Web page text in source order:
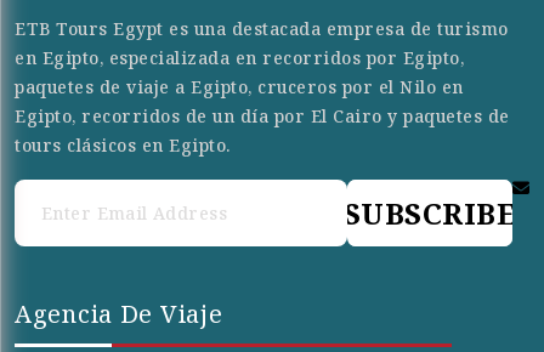
ETB Tours Egypt es una destacada empresa de turismo
en Egipto, especializada en recorridos por Egipto,
paquetes de viaje a Egipto, cruceros por el Nilo en
Egipto, recorridos de un día por El Cairo y paquetes de
tours clásicos en Egipto.
SUBSCRIBE
Agencia De Viaje